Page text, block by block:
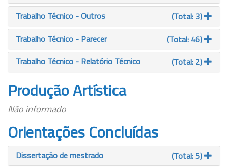
Trabalho Técnico - Outros
(Total: 3)
Trabalho Técnico - Parecer
(Total: 46)
Trabalho Técnico - Relatório Técnico
(Total: 2)
Produção Artística
Não informado
Orientações Concluídas
Dissertação de mestrado (Total: 5)